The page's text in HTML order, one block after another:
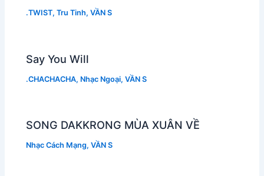
.TWIST,Tru Tinh,VẦN S
Say You Will
.CHACHACHA, Nhạc Ngoại,VẦN S
SONG DAKKRONG MÙA XUÂN VỀ
Nhạc Cách Mạng,VẦN S